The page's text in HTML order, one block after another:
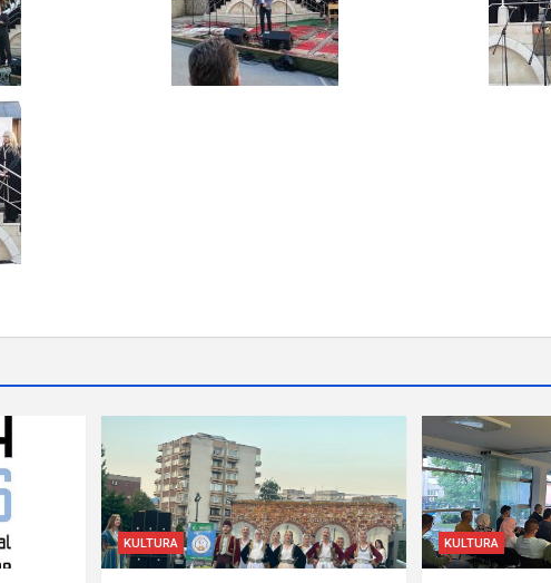
KULTURA KULTURA